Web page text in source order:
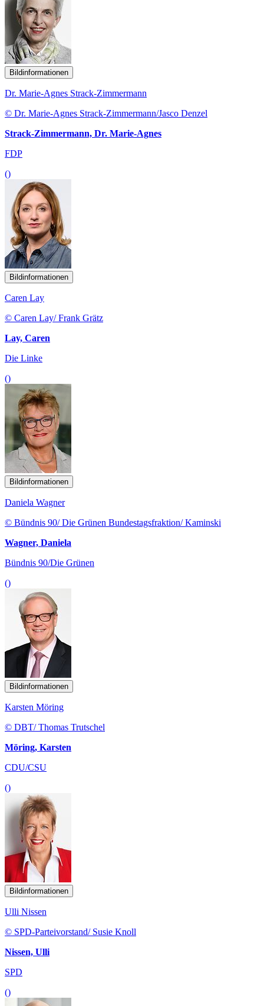
Bildinformationen
Dr. Marie-Agnes Strack-Zimmermann
© Dr. Marie-Agnes Strack-Zimmermann/Jasco Denzel
Strack-Zimmermann, Dr. Marie-Agnes
FDP
()
Bildinformationen
Caren Lay
© Caren Lay/ Frank Grätz
Lay, Caren
Die Linke
()
Bildinformationen
Daniela Wagner
© Bündnis 90/ Die Grünen Bundestagsfraktion/ Kaminski
Wagner, Daniela
Bündnis 90/Die Grünen
()
Bildinformationen
Karsten Möring
© DBT/ Thomas Trutschel
Möring, Karsten
CDU/CSU
()
Bildinformationen
Ulli Nissen
© SPD-Parteivorstand/ Susie Knoll
Nissen, Ulli
SPD
()